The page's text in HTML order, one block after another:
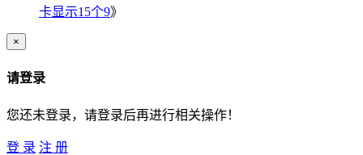
卡显示15个9》
×
请登录
您还未登录，请登录后再进行相关操作！
登 录 注 册